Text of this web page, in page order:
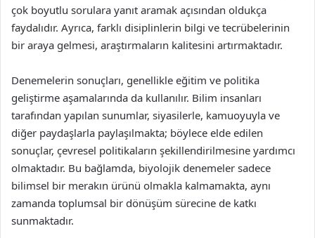
çok boyutlu sorulara yanıt aramak açısından oldukça
faydalıdır. Ayrıca, farklı disiplinlerin bilgi ve tecrübelerinin
bir araya gelmesi, araştırmaların kalitesini artırmaktadır.
Denemelerin sonuçları, genellikle eğitim ve politika
geliştirme aşamalarında da kullanılır. Bilim insanları
tarafından yapılan sunumlar, siyasilerle, kamuoyuyla ve
diğer paydaşlarla paylaşılmakta; böylece elde edilen
sonuçlar, çevresel politikaların şekillendirilmesine yardımcı
olmaktadır. Bu bağlamda, biyolojik denemeler sadece
bilimsel bir merakın ürünü olmakla kalmamakta, aynı
zamanda toplumsal bir dönüşüm sürecine de katkı
sunmaktadır.